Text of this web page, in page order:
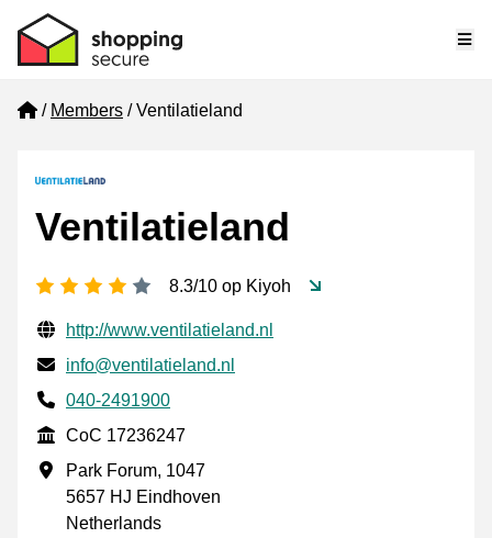
Home
Members Ventilatieland
Ventilatieland
4 stars
8.3/10 op Kiyoh
Verified contact information
Website URL
http://www.ventilatieland.nl
Email
info@ventilatieland.nl
Phone number
040-2491900
CoC
CoC 17236247
Business address
Park Forum, 1047
5657 HJ Eindhoven
Netherlands